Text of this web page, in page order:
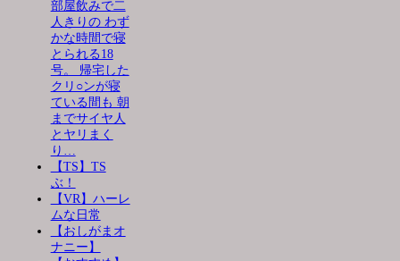
部屋飲みで二
人きりの わず
かな時間で寝
とられる18
号。 帰宅した
クリ○ンが寝
ている間も 朝
までサイヤ人
とヤリまく
り…
【TS】TS
ぶ！
【VR】ハーレ
ムな日常
【おしがまオ
ナニー】